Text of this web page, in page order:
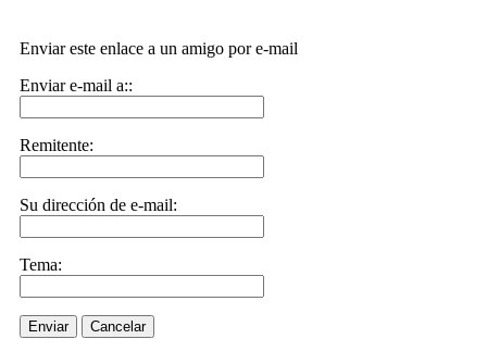
Enviar este enlace a un amigo por e-mail
Enviar e-mail a::
Remitente:
Su dirección de e-mail:
Tema:
Enviar Cancelar